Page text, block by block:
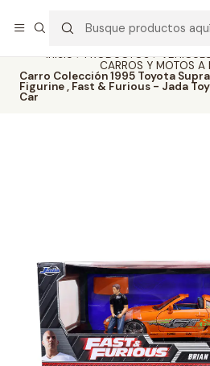
Inicio PRODUCTOS
CARROS Y MOTOS A
Carro Colección 1995 Toyota
Figurine , Fast & Furious - Jada
Car